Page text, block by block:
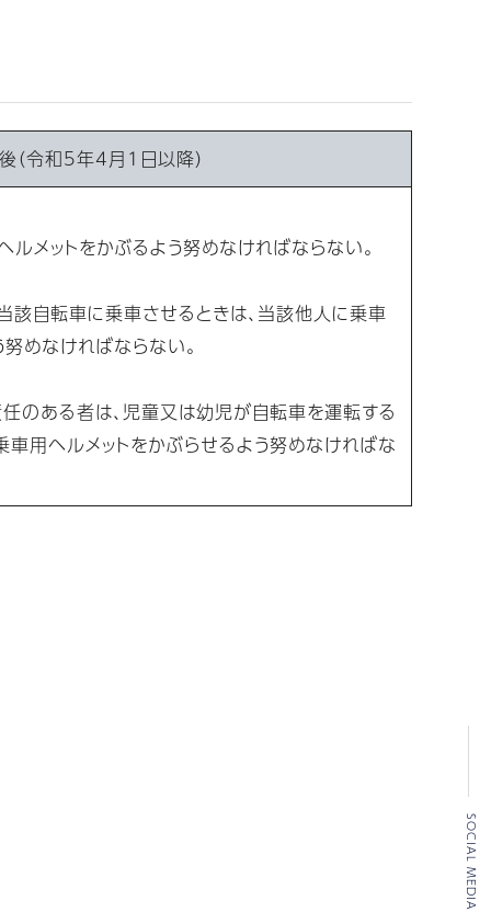
（令和5年4月1日以降）
メットをかぶるよう努めなければならない。
自転車に乗車させるときは、当該他人に乗車
めなければならない。
ある者は、児童又は幼児が自転車を運転する
用ヘルメットをかぶらせるよう努めなければな
SOCIAL MEDIA